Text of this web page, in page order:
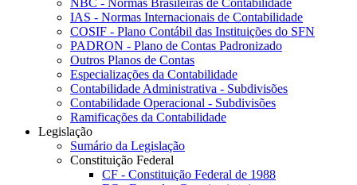
IAS - Normas Internacionais de Contabilidade
COSIF - Plano Contábil das Instituições do SFN
PADRON - Plano de Contas Padronizado
Outros Planos de Contas
Especializações da Contabilidade
Contabilidade Administrativa - Subdivisões
Contabilidade Operacional - Subdivisões
Ramificações da Contabilidade
Legislação
Sumário da Legislação
Constituição Federal
CF - Constituição Federal de 1988